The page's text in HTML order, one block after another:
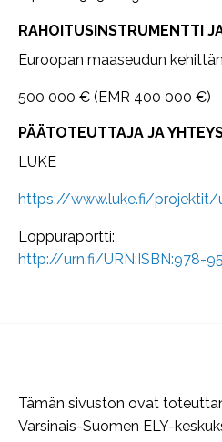
RAHOITUSINSTRUMENTTI
Euroopan maaseudun
500 000 € (EMR 400 000 €)
PÄÄTOTEUTTAJA JA
LUKE
https://www.luke.fi/projektit/
Loppuraportti:
http://urn.fi/URN:ISBN:978-
Tämän sivuston ovat
Varsinais-Suomen ELY-